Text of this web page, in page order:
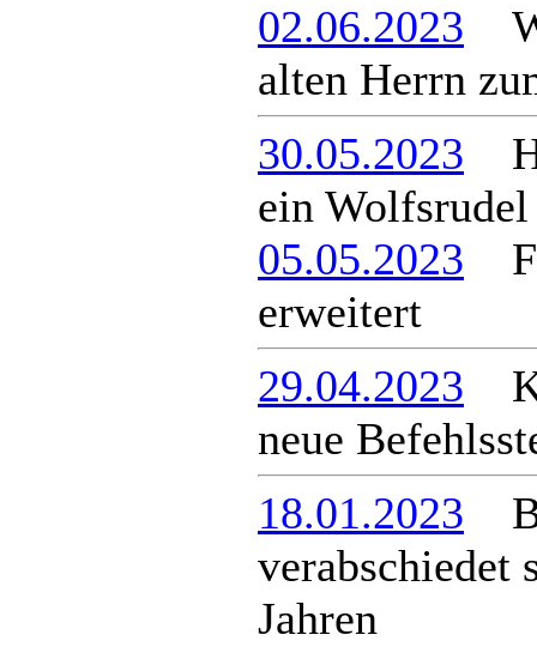
02.06.2023
alten Herrn
30.05.2023
ein Wolfsrudel
05.05.2023
erweitert
29.04.2023
neue
18.01.2023
verabschiedet
Jahren